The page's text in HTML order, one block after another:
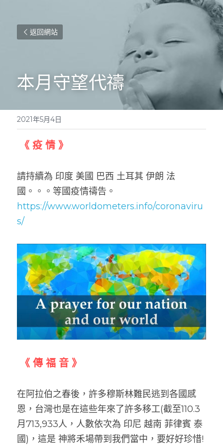
返回網站
本月守望代禱
2021年5月4日
《 疫 情 》
請持續為 印度 美國 巴西 土耳其 伊朗 法
https://www.worldometers.info/coronaviru
s/
《 傳 福 音 》
在阿拉伯之春後，許多穆斯林難民逃到各國感
恩，台灣也是在這些年來了許多移工(截至110.3
月713,933人，人數依次為 印尼 越南 菲律賓 泰
國)，這是 神將禾場帶到我們當中，要好好珍惜!